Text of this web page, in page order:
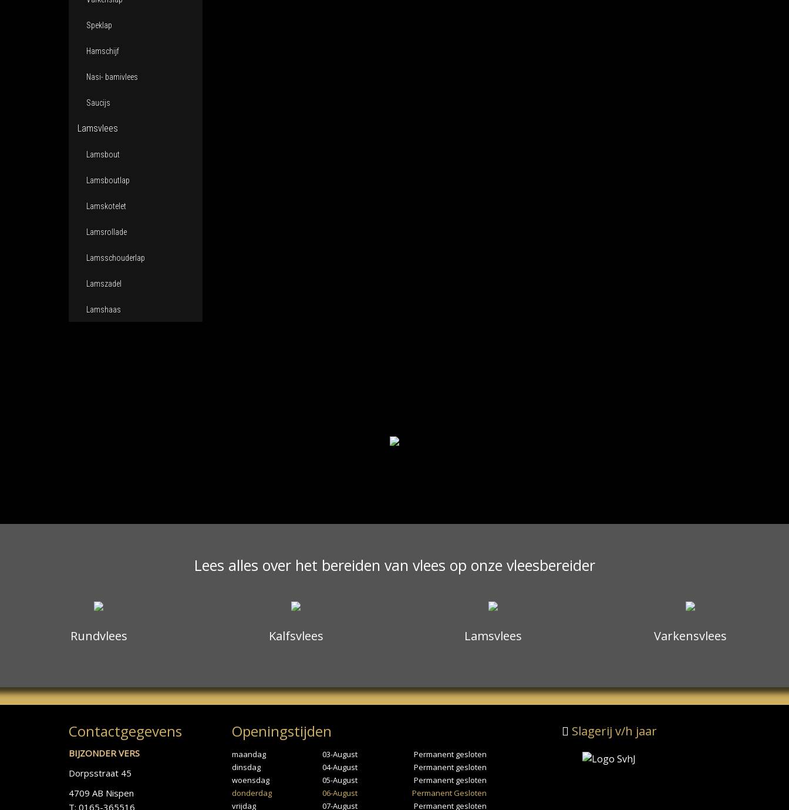
Speklap
Hamschijf
Nasi- bamivlees
Saucijs
Lamsvlees
Lamsbout
Lamsboutlap
Lamskotelet
Lamsrollade
Lamsschouderlap
Lamszadel
Lamshaas
Lees alles over het bereiden van vlees op onze vleesbereider
Rundvlees Kalfsvlees Lamsvlees Varkensvlees
Contactgegevens
BIJZONDER VERS
Dorpsstraat 45
4709 AB Nispen
T: 0165-365516
Openingstijden
maandag 03-August
Permanent gesloten
dinsdag
04-August
Permanent gesloten
woensdag
05-August
Permanent gesloten
donderdag
06-August
Permanent Gesloten
vrijdag
07-August Permanent gesloten
Slagerij v/h jaar